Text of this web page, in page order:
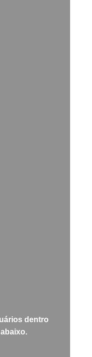
dentro
abaixo.